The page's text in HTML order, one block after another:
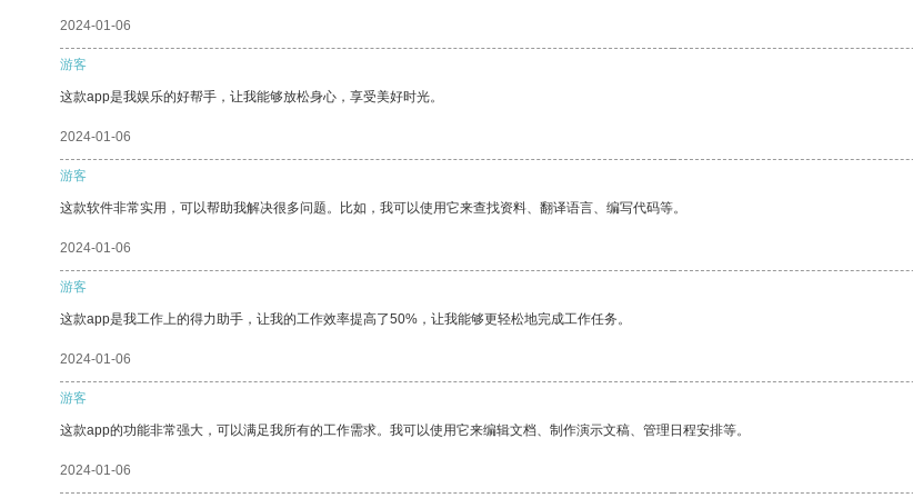
2024-01-06
游客
这款app是我娱乐的好帮手，让我能够放松身心，享受美好时光。
2024-01-06
游客
这款软件非常实用，可以帮助我解决很多问题。比如，我可以使用它来查找资料、翻译语言、编写代码等。
2024-01-06
游客
这款app是我工作上的得力助手，让我的工作效率提高了50%，让我能够更轻松地完成工作任务。
2024-01-06
游客
这款app的功能非常强大，可以满足我所有的工作需求。我可以使用它来编辑文档、制作演示文稿、管理日程安排等。
2024-01-06